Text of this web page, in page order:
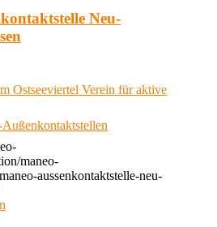
Neu-
Ostseeviertel Verein für aktive
maneo-
aussenkontaktstelle-neu-